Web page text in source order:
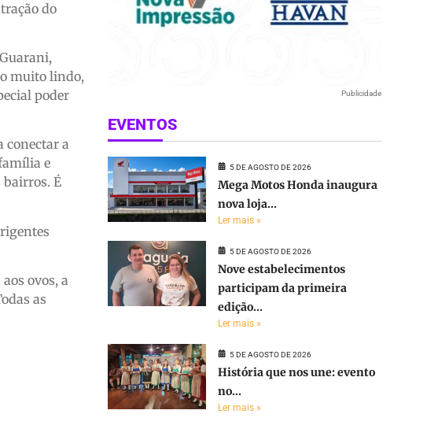
do
muito lindo,
poder
conectar a
e
bairros. É
ovos, a
as
Publicidade
EVENTOS
5 DE AGOSTO DE 2026
Mega Motos Honda inaugura
nova loja...
Ler mais »
5 DE AGOSTO DE 2026
Nove estabelecimentos
participam da primeira
edição...
Ler mais »
5 DE AGOSTO DE 2026
História que nos une: evento
no...
Ler mais »